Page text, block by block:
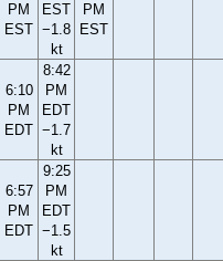
PM
EST
EST
−1.8
kt
PM
EST
6:10
PM
EDT
8:42
PM
EDT
−1.7
kt
6:57
PM
EDT
9:25
PM
EDT
−1.5
kt